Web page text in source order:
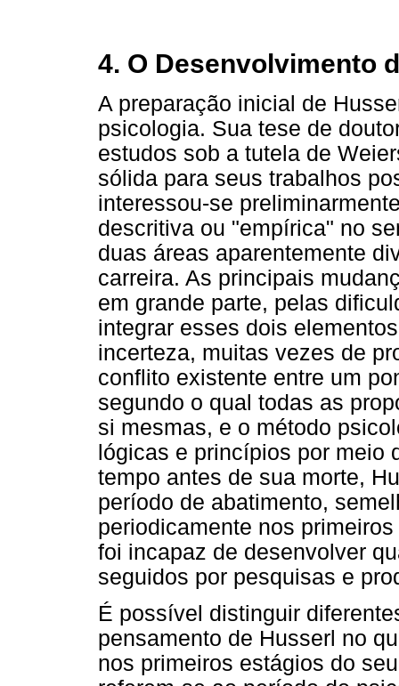
4. O Desenvolvimento
A preparação inicial de
psicologia. Sua tese de
estudos sob a tutela de
sólida para seus trabalhos
interessou-se
descritiva ou "empírica" no
duas áreas aparentemente
carreira. As principais
em grande parte, pelas
integrar esses dois
incerteza, muitas vezes de
conflito existente entre um
segundo o qual todas as
si mesmas, e o método
lógicas e princípios por meio
tempo antes de sua morte,
período de abatimento,
periodicamente nos
foi incapaz de desenvolver
seguidos por pesquisas e
É possível distinguir
pensamento de Husserl no
nos primeiros estágios do